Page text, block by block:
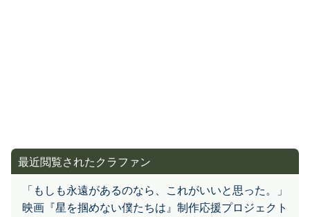
最近閲覧されたクラファン
「もしも永遠があるのなら、これがいいと思った。」
映画『星を掴めない僕たちは』制作応援プロジェクト